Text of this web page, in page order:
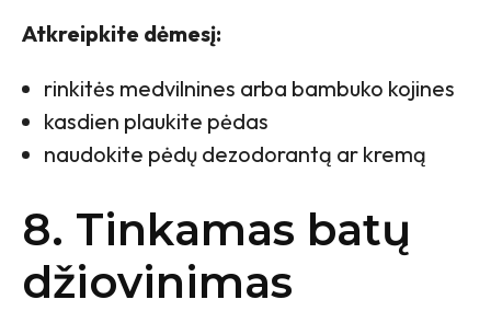
Atkreipkite dėmesį:
rinkitės medvilnines arba bambuko kojines
kasdien plaukite pėdas
naudokite pėdų dezodorantą ar kremą
8. Tinkamas batų
džiovinimas